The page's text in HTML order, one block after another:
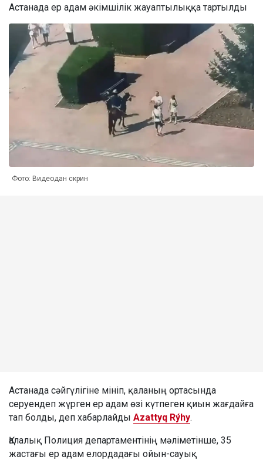
Астанада ер адам әкімшілік жауаптылыққа тартылды
Фото: Видеодан скрин
Астанада сәйгүлігіне мініп, қаланың ортасында
серуендеп жүрген ер адам өзі күтпеген қиын жағдайға
тап болды, деп хабарлайды Azattyq Rýhy.
Қалалық Полиция департаментінің мәліметінше, 35
жастағы ер адам елордадағы ойын-сауық